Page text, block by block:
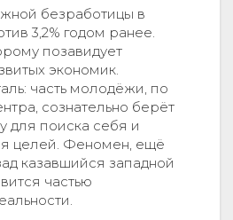
безработицы в
3,2% годом ранее.
позавидует
экономик.
часть молодёжи, по
сознательно берёт
для поиска себя и
целей. Феномен, ещё
казавшийся западной
частью